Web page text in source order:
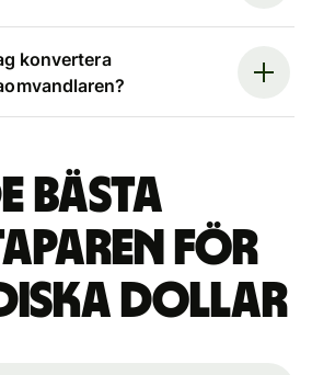
konvertera
bästa
för
dollar